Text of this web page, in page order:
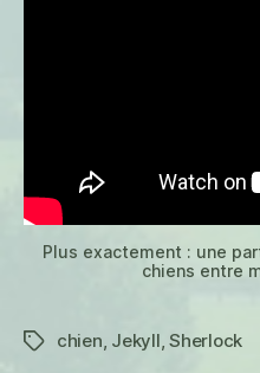
Plus exactement : une
chiens entre
Étiquettes
chien, Jekyll,Sherlock